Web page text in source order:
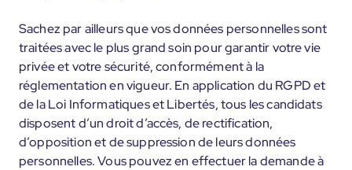
Sachez par ailleurs que vos données personnelles sont
traitées avec le plus grand soin pour garantir votre vie
privée et votre sécurité, conformément à la
réglementation en vigueur. En application du RGPD et
de la Loi Informatiques et Libertés, tous les candidats
disposent d’un droit d’accès, de rectification,
d’opposition et de suppression de leurs données
personnelles. Vous pouvez en effectuer la demande à